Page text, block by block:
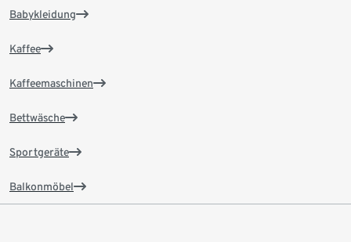
Babykleidung
Kaffee
Kaffeemaschinen
Bettwäsche
Sportgeräte
Balkonmöbel